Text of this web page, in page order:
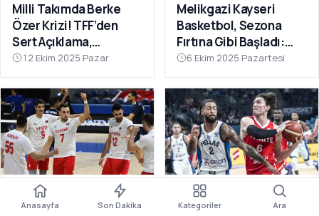
Milli Takımda Berke
Özer Krizi! TFF’den
Sert Açıklama,
Kaleciden Yanıt
Gecikmedi
12 Ekim 2025 Pazar
Melikgazi Kayseri
Basketbol, Sezona
Fırtına Gibi Başladı:
Dardanel Çanakkale’yi
Farklı Geçti
6 Ekim 2025 Pazartesi
Filenin Efeleri Dünya
Şampiyonası’nda 2’de
12 Dev Adam Fırtına
Gibi: Yunanistan’ı Ezip
Anasayfa Son Dakika Kategoriler Ara